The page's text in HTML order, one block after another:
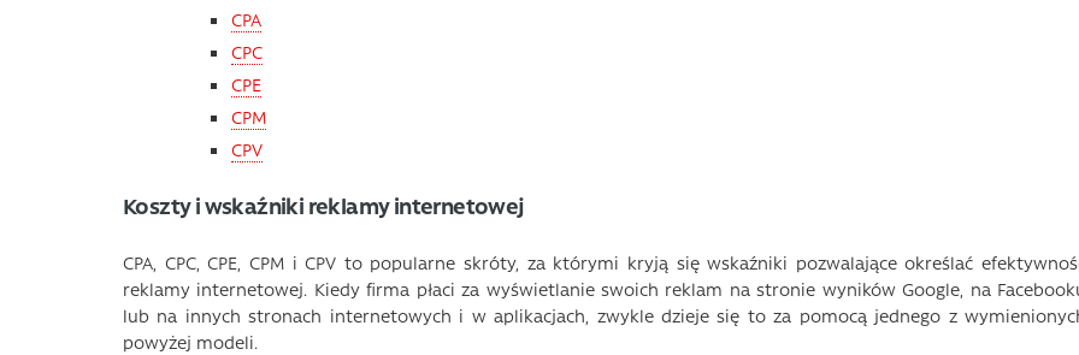
CPA
CPC
CPE
CPM
CPV
Koszty i wskaźniki reklamy internetowej
CPA, CPC, CPE, CPM i CPV to popularne skróty, za którymi kryją się wskaźniki pozwalające określać
reklamy internetowej. Kiedy firma płaci za wyświetlanie swoich reklam na stronie wyników Google, na
lub na innych stronach internetowych i w aplikacjach, zwykle dzieje się to za pomocą jednego z
powyżej modeli.